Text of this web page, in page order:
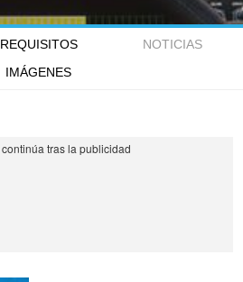
REQUISITOS
NOTICIAS
IMÁGENES